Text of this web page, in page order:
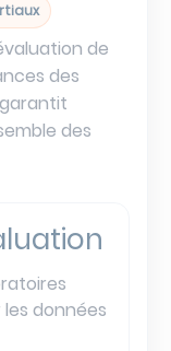
de
des
des
données